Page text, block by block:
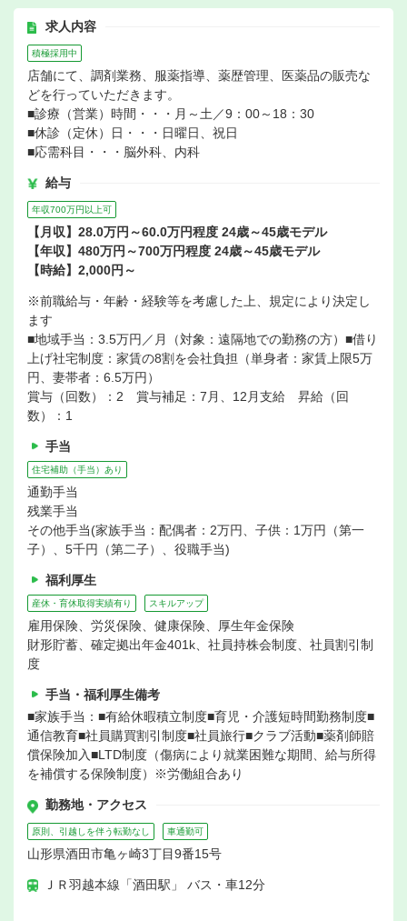
求人内容
積極採用中
店舗にて、調剤業務、服薬指導、薬歴管理、医薬品の販売な
どを行っていただきます。
■診療（営業）時間・・・月～土／9：00～18：30
■休診（定休）日・・・日曜日、祝日
■応需科目・・・脳外科、内科
給与
年収700万円以上可
【月収】28.0万円～60.0万円程度 24歳～45歳モデル
【年収】480万円～700万円程度 24歳～45歳モデル
【時給】2,000円～
※前職給与・年齢・経験等を考慮した上、規定により決定し
ます
■地域手当：3.5万円／月（対象：遠隔地での勤務の方）■借り
上げ社宅制度：家賃の8割を会社負担（単身者：家賃上限5万
円、妻帯者：6.5万円）
賞与（回数）：2 賞与補足：7月、12月支給 昇給（回
数）：1
手当
住宅補助（手当）あり
通勤手当
残業手当
その他手当(家族手当：配偶者：2万円、子供：1万円（第一
子）、5千円（第二子）、役職手当)
福利厚生
産休・育休取得実績有り スキルアップ
雇用保険、労災保険、健康保険、厚生年金保険
財形貯蓄、確定拠出年金401k、社員持株会制度、社員割引制
度
手当・福利厚生備考
■家族手当：■有給休暇積立制度■育児・介護短時間勤務制度■
通信教育■社員購買割引制度■社員旅行■クラブ活動■薬剤師賠
償保険加入■LTD制度（傷病により就業困難な期間、給与所得
を補償する保険制度）※労働組合あり
勤務地・アクセス
原則、引越しを伴う転勤なし 車通勤可
山形県酒田市亀ヶ崎3丁目9番15号
ＪＲ羽越本線「酒田駅」 バス・車12分